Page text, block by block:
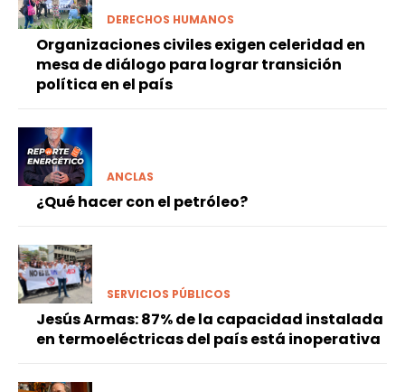
DERECHOS HUMANOS
Organizaciones civiles exigen celeridad en
mesa de diálogo para lograr transición
política en el país
ANCLAS
¿Qué hacer con el petróleo?
SERVICIOS PÚBLICOS
Jesús Armas: 87% de la capacidad instalada
en termoeléctricas del país está inoperativa